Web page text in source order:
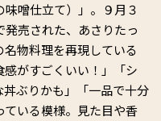
噌仕立て）」。９月３
売された、あさりたっ
物料理を再現している
がすごくいい！」「シ
ぶりかも」「一品で十分
いる模様。見た目や香